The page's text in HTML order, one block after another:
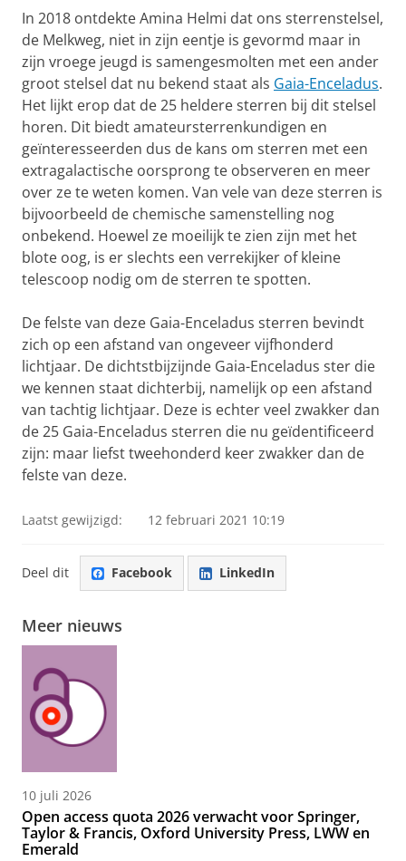
In 2018 ontdekte Amina Helmi dat ons sterrenstelsel,
de Melkweg, niet in zijn eentje is gevormd maar in
zijn vroege jeugd is samengesmolten met een ander
groot stelsel dat nu bekend staat als Gaia-Enceladus.
Het lijkt erop dat de 25 heldere sterren bij dit stelsel
horen. Dit biedt amateursterrenkundigen en
geïnteresseerden dus de kans om sterren met een
extragalactische oorsprong te observeren en meer
over ze te weten komen. Van vele van deze sterren is
bijvoorbeeld de chemische samenstelling nog
onbekend. Hoewel ze moeilijk te zien zijn met het
blote oog, is er slechts een verrekijker of kleine
telescoop nodig om de sterren te spotten.
De felste van deze Gaia-Enceladus sterren bevindt
zich op een afstand van ongeveer vijfhonderd
lichtjaar. De dichtstbijzijnde Gaia-Enceladus ster die
we kennen staat dichterbij, namelijk op een afstand
van tachtig lichtjaar. Deze is echter veel zwakker dan
de 25 Gaia-Enceladus sterren die nu geïdentificeerd
zijn: maar liefst tweehonderd keer zwakker dan de
felste van deze.
Laatst gewijzigd: 12 februari 2021 10:19
Deel dit Facebook LinkedIn
Meer nieuws
10 juli 2026
Open access quota 2026 verwacht voor Springer,
Taylor & Francis, Oxford University Press, LWW en
Emerald